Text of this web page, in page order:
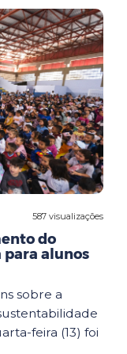
587 visualizações
do
para alunos
sobre a
feira (13) foi